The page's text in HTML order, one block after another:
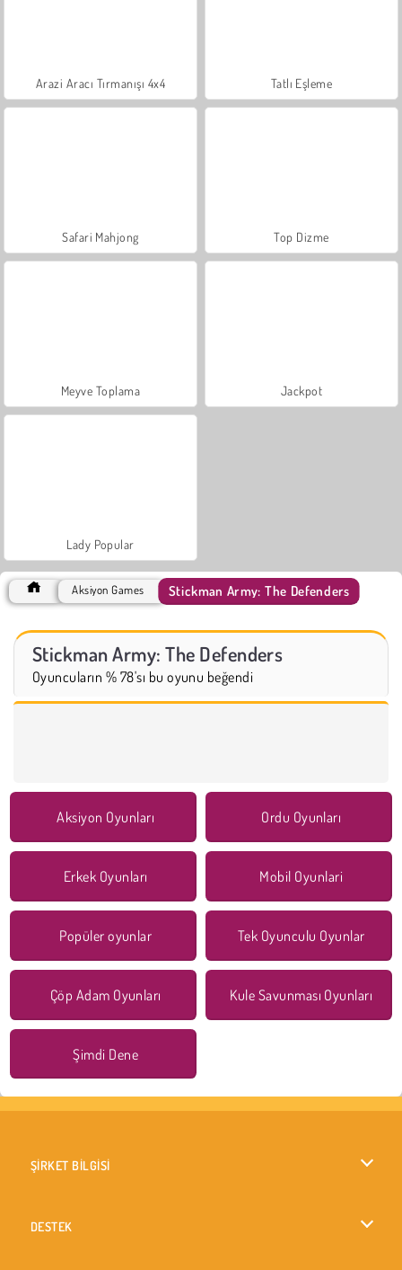
Arazi Aracı Tırmanışı 4x4 Tatlı Eşleme
Safari Mahjong Top Dizme
Meyve Toplama Jackpot
Lady Popular
Aksiyon Games Stickman Army: The Defenders
Stickman Army: The Defenders
Oyuncuların % 78'sı bu oyunu beğendi
Aksiyon Oyunları Ordu Oyunları
Erkek Oyunları Mobil Oyunlari
Popüler oyunlar Tek Oyunculu Oyunlar
Çöp Adam Oyunları Kule Savunması Oyunları
Şimdi Dene
ŞİRKET BİLGİSİ
DESTEK